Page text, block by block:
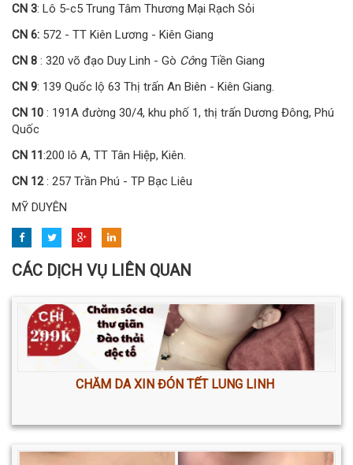
CN 3: Lô 5-c5 Trung Tâm Thương Mại Rạch Sỏi
CN 6: 572 - TT Kiên Lương - Kiên Giang
CN 8 : 320 võ đạo Duy Linh - Gò Công Tiền Giang
CN 9: 139 Quốc lộ 63 Thị trấn An Biên - Kiên Giang.
CN 10 : 191A đường 30/4, khu phố 1, thị trấn Dương Đông, Phú
Quốc
CN 11:200 lô A, TT Tân Hiệp, Kiên.
CN 12: 257 Trần Phú - TP Bạc Liêu
MỸ DUYÊN
CÁC DỊCH VỤ LIÊN QUAN
CHĂM DA XIN ĐÓN TẾT LUNG LINH